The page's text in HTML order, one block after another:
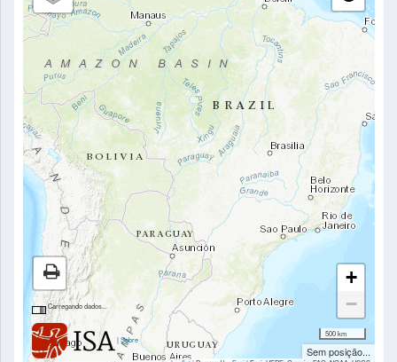
Carregando dados...
|Sobre
+
−
500 km
Sem posição...